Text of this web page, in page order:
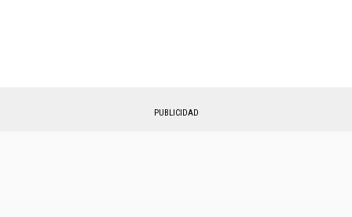
PUBLICIDAD